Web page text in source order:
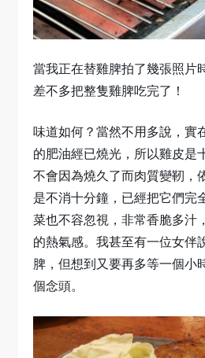
當我正在替雞脾拍了幾張照片
差不多把整隻雞脾吃完了！
味道如何？當然不用多說，實
的肥油經已燒光，所以雞皮是
不會因為燒久了而肉質變靭，
是不消十分鐘，已經把它們完
菜也不容忽視，非常香脆多汁
的熱氣感。我甚至有一位女伴
脾，但想到又要再多等一個小
個念頭。